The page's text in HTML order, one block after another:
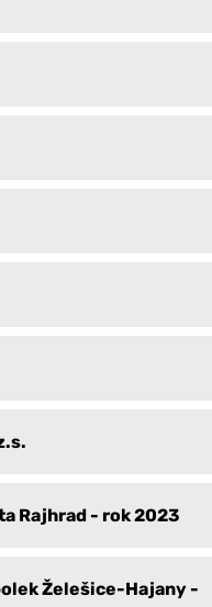
Rajhrad - rok 2023
Želešice-Hajany -